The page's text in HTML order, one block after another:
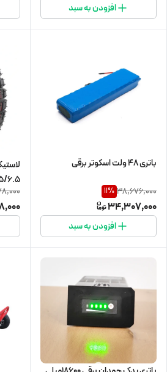
افزودن به سبد
باتری 48 ولت اسکوتر برقی
38,676,000
11%
34,307,000
افزودن به سبد
6.5